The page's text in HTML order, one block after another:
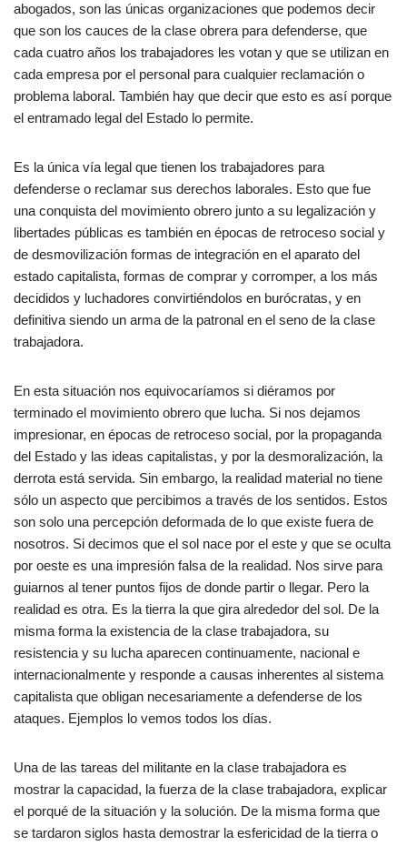
abogados, son las únicas organizaciones que podemos decir
que son los cauces de la clase obrera para defenderse, que
cada cuatro años los trabajadores les votan y que se utilizan en
cada empresa por el personal para cualquier reclamación o
problema laboral. También hay que decir que esto es así porque
el entramado legal del Estado lo permite.
Es la única vía legal que tienen los trabajadores para
defenderse o reclamar sus derechos laborales. Esto que fue
una conquista del movimiento obrero junto a su legalización y
libertades públicas es también en épocas de retroceso social y
de desmovilización formas de integración en el aparato del
estado capitalista, formas de comprar y corromper, a los más
decididos y luchadores convirtiéndolos en burócratas, y en
definitiva siendo un arma de la patronal en el seno de la clase
trabajadora.
En esta situación nos equivocaríamos si diéramos por
terminado el movimiento obrero que lucha. Si nos dejamos
impresionar, en épocas de retroceso social, por la propaganda
del Estado y las ideas capitalistas, y por la desmoralización, la
derrota está servida. Sin embargo, la realidad material no tiene
sólo un aspecto que percibimos a través de los sentidos. Estos
son solo una percepción deformada de lo que existe fuera de
nosotros. Si decimos que el sol nace por el este y que se oculta
por oeste es una impresión falsa de la realidad. Nos sirve para
guiarnos al tener puntos fijos de donde partir o llegar. Pero la
realidad es otra. Es la tierra la que gira alrededor del sol. De la
misma forma la existencia de la clase trabajadora, su
resistencia y su lucha aparecen continuamente, nacional e
internacionalmente y responde a causas inherentes al sistema
capitalista que obligan necesariamente a defenderse de los
ataques. Ejemplos lo vemos todos los días.
Una de las tareas del militante en la clase trabajadora es
mostrar la capacidad, la fuerza de la clase trabajadora, explicar
el porqué de la situación y la solución. De la misma forma que
se tardaron siglos hasta demostrar la esfericidad de la tierra o